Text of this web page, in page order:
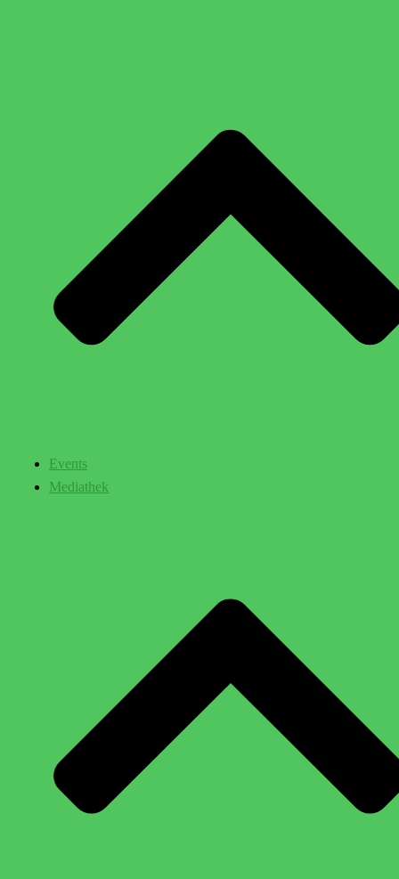
Events
Mediathek